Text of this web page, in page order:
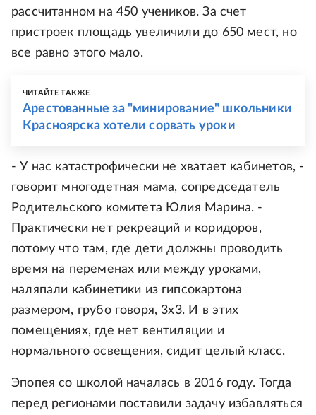
рассчитанном на 450 учеников. За счет
пристроек площадь увеличили до 650 мест, но
все равно этого мало.
ЧИТАЙТЕ ТАКЖЕ
Арестованные за "минирование" школьники
Красноярска хотели сорвать уроки
- У нас катастрофически не хватает кабинетов, -
говорит многодетная мама, сопредседатель
Родительского комитета Юлия Марина. -
Практически нет рекреаций и коридоров,
потому что там, где дети должны проводить
время на переменах или между уроками,
наляпали кабинетики из гипсокартона
размером, грубо говоря, 3х3. И в этих
помещениях, где нет вентиляции и
нормального освещения, сидит целый класс.
Эпопея со школой началась в 2016 году. Тогда
перед регионами поставили задачу избавляться